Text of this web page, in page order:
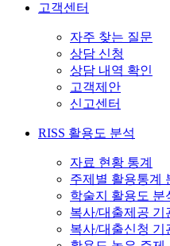
고객센터
자주 찾는 질문
상담 신청
상담 내역 확인
고객제안
신고센터
RISS 활용도 분석
자료 현황 통계
주제별 활용통계
학술지 활용도 분
복사/대출제공 기
복사/대출신청 기